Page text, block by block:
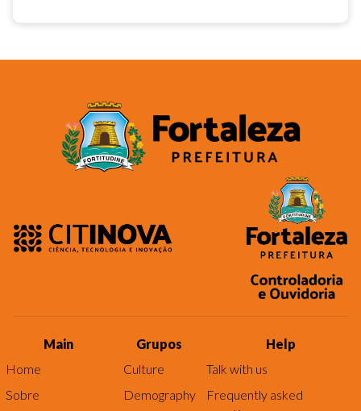
Main
Home
Sobre
Grupos
Culture
Demography
Help
Talk with us
Frequently asked